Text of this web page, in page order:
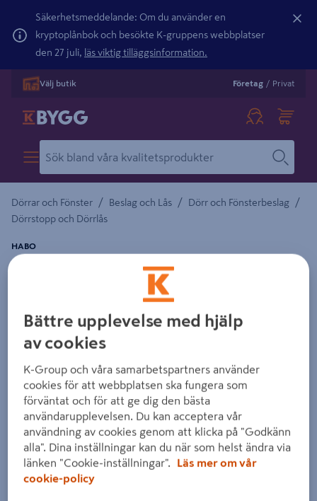
Säkerhetsmeddelande: Om du använder en
kryptoplånbok och besökte K-gruppens webbplatser
den 27 juli, läs viktig tilläggsinformation.
Välj butik Företag / Privat
Dörrar och Fönster / Beslag och Lås / Dörr och Fönsterbeslag /
Dörrstopp och Dörrlås
KASTHAKE 125MM ELFÖRZINKAD 2P 1340
HABO
Detaljerad beskrivning finns i produktbeskrivningsområdet
Föregående
Bättre upplevelse med hjälp
av cookies
K-Group och våra samarbetspartners använder
cookies för att webbplatsen ska fungera som
förväntat och för att ge dig den bästa
användarupplevelsen. Du kan acceptera vår
användning av cookies genom att klicka på "Godkänn
alla". Dina inställningar kan du när som helst ändra via
länken "Cookie-inställningar".
Läs mer om vår
cookie-policy